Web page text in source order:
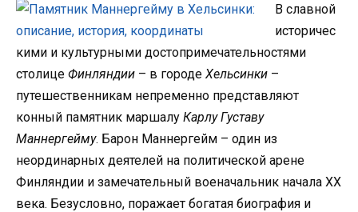
В славной
историчес
кими и культурными достопримечательностями
столице Финляндии – в городе Хельсинки –
путешественникам непременно представляют
конный памятник маршалу Карлу Густаву
Маннергейму. Барон Маннергейм – один из
неординарных деятелей на политической арене
Финляндии и замечательный военачальник начала XX
века. Безусловно, поражает богатая биография и